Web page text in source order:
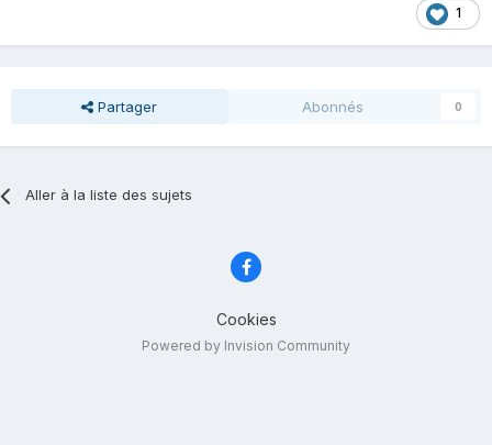
1
Partager Abonnés 0
Aller à la liste des sujets
Cookies
Powered by Invision Community